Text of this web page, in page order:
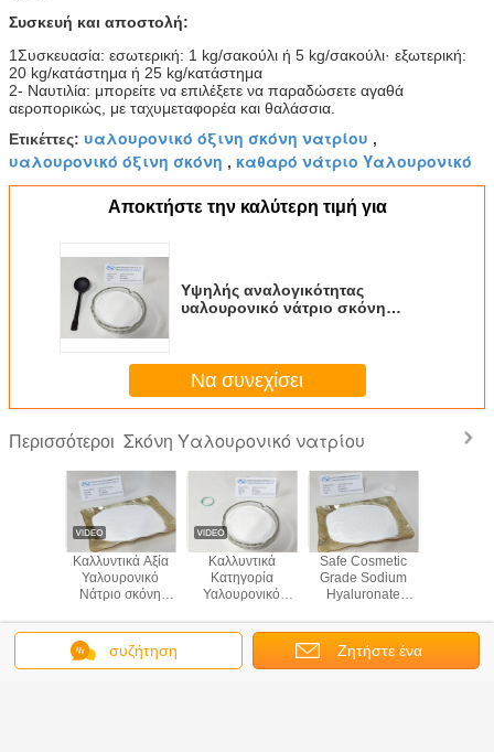
Συσκευή και αποστολή:
1Συσκευασία: εσωτερική: 1 kg/σακούλι ή 5 kg/σακούλι· εξωτερική:
20 kg/κατάστημα ή 25 kg/κατάστημα
2- Ναυτιλία: μπορείτε να επιλέξετε να παραδώσετε αγαθά
αεροπορικώς, με ταχυμεταφορέα και θαλάσσια.
Ετικέττες: υαλουρονικό όξινη σκόνη νατρίου ,
υαλουρονικό όξινη σκόνη , καθαρό νάτριο Υαλουρονικό
Αποκτήστε την καλύτερη τιμή για
Υψηλής αναλογικότητας
υαλουρονικό νάτριο σκόνη
9067 32 7
Να συνεχίσει
Περισσότεροι Σκόνη Υαλουρονικό νατρίου
αριθ.
Καλλυντικά Αξία
Υαλουρονικό
Νάτριο σκόνη
βάρος Εξαιρετική
κατακράτηση
νερού
Καλλυντικά
Κατηγορία
Υαλουρονικό
σκόνη
Safe Cosmetic
Grade Sodium
Hyaluronate
Animal Origin
Ingredients
συζήτηση Ζητήστε ένα
Γλώσσα αλλαγής